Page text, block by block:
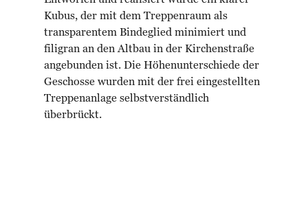
Kubus, der mit dem Treppenraum als
transparentem Bindeglied minimiert und
filigran an den Altbau in der Kirchenstraße
angebunden ist. Die Höhenunterschiede der
Geschosse wurden mit der frei eingestellten
Treppenanlage selbstverständlich
überbrückt.